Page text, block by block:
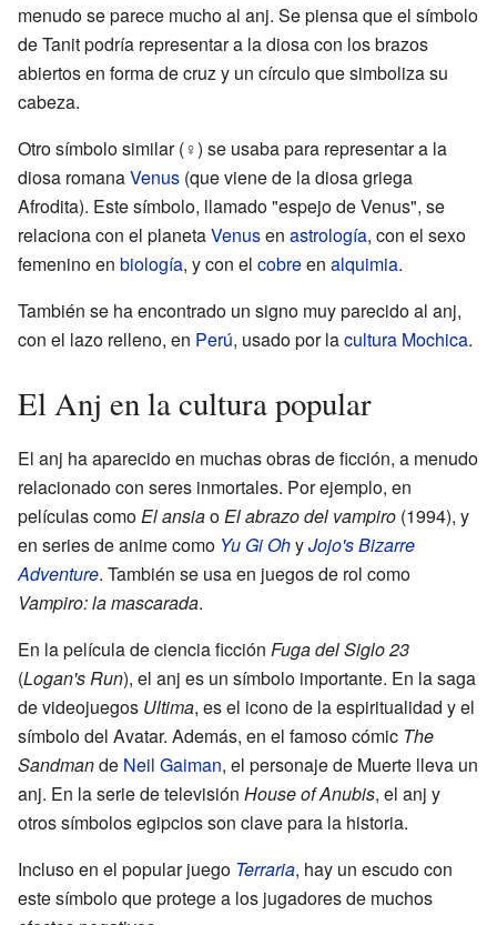
menudo se parece mucho al anj. Se piensa que el símbolo
de Tanit podría representar a la diosa con los brazos
abiertos en forma de cruz y un círculo que simboliza su
cabeza.
Otro símbolo similar (♀) se usaba para representar a la
diosa romanaVenus (que viene de la diosa griega
Afrodita). Este símbolo, llamado "espejo de Venus", se
relaciona con el planetaVenusen astrología, con el sexo
femenino en biología, y con el cobreen alquimia.
También se ha encontrado un signo muy parecido al anj,
con el lazo relleno, en Perú, usado por lacultura Mochica.
El Anj en la cultura popular
El anj ha aparecido en muchas obras de ficción, a menudo
relacionado con seres inmortales. Por ejemplo, en
películas comoEl ansiaoEl abrazo del vampiro (1994), y
en series de anime como Yu Gi OhyJojo's Bizarre
Adventure. También se usa en juegos de rol como
Vampiro: la mascarada.
En la película de ciencia ficción Fuga del Siglo 23
(Logan's Run), el anj es un símbolo importante. En la saga
de videojuegos Ultima, es el icono de la espiritualidad y el
símbolo del Avatar. Además, en el famoso cómic The
Sandmande Neil Gaiman, el personaje de Muerte lleva un
anj. En la serie de televisión House of Anubis, el anj y
otros símbolos egipcios son clave para la historia.
Incluso en el popular juego Terraria, hay un escudo con
este símbolo que protege a los jugadores de muchos